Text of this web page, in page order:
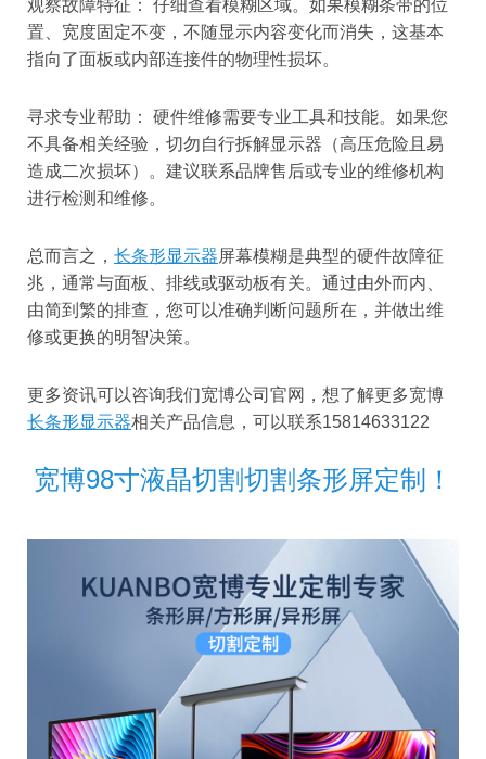
观察故障特征： 仔细查看模糊区域。如果模糊条带的位
置、宽度固定不变，不随显示内容变化而消失，这基本
指向了面板或内部连接件的物理性损坏。
寻求专业帮助： 硬件维修需要专业工具和技能。如果您
不具备相关经验，切勿自行拆解显示器（高压危险且易
造成二次损坏）。建议联系品牌售后或专业的维修机构
进行检测和维修。
总而言之， 长条形显示器屏幕模糊是典型的硬件故障征
兆，通常与面板、排线或驱动板有关。通过由外而内、
由简到繁的排查，您可以准确判断问题所在，并做出维
修或更换的明智决策。
更多资讯可以咨询我们宽博公司官网，想了解更多宽博
长条形显示器相关产品信息，可以联系15814633122
宽博98寸液晶切割切割条形屏定制！